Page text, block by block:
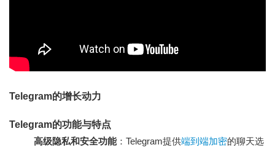
Telegram的增长动力
Telegram的功能与特点
高级隐私和安全功能：Telegram提供端到端加密的聊天选